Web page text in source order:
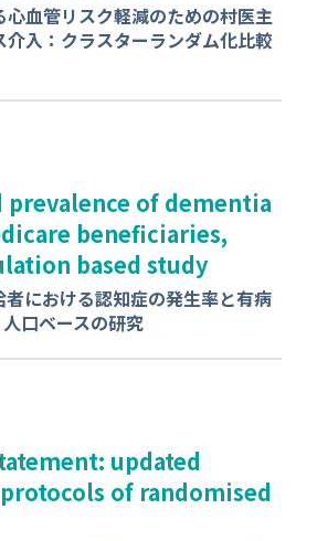
⼼⾎管リスク軽減のための村医主
⼊：クラスターランダム化⽐較
prevalence of dementia
beneficiaries,
based study
における認知症の発⽣率と有病
口ベースの研究
updated
of randomised